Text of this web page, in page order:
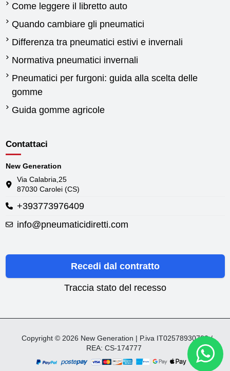
Come leggere il libretto auto
Quando cambiare gli pneumatici
Differenza tra pneumatici estivi e invernali
Normativa pneumatici invernali
Pneumatici per furgoni: guida alla scelta delle
gomme
Guida gomme agricole
Contattaci
New Generation
Via Calabria,25
87030 Carolei (CS)
+393773976409
info@pneumaticidiretti.com
Recedi dal contratto
Traccia stato del recesso
Copyright © 2026 New Generation | P.iva IT02578930782 /
REA: CS-174777